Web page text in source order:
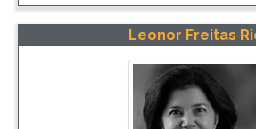
Gerente Jurídico Senior da Whirlpool
América Latina, e de Professor do
Compliance e Governança Corporativa na
Estratégica de Compliance na Escola de
Leonor Freitas